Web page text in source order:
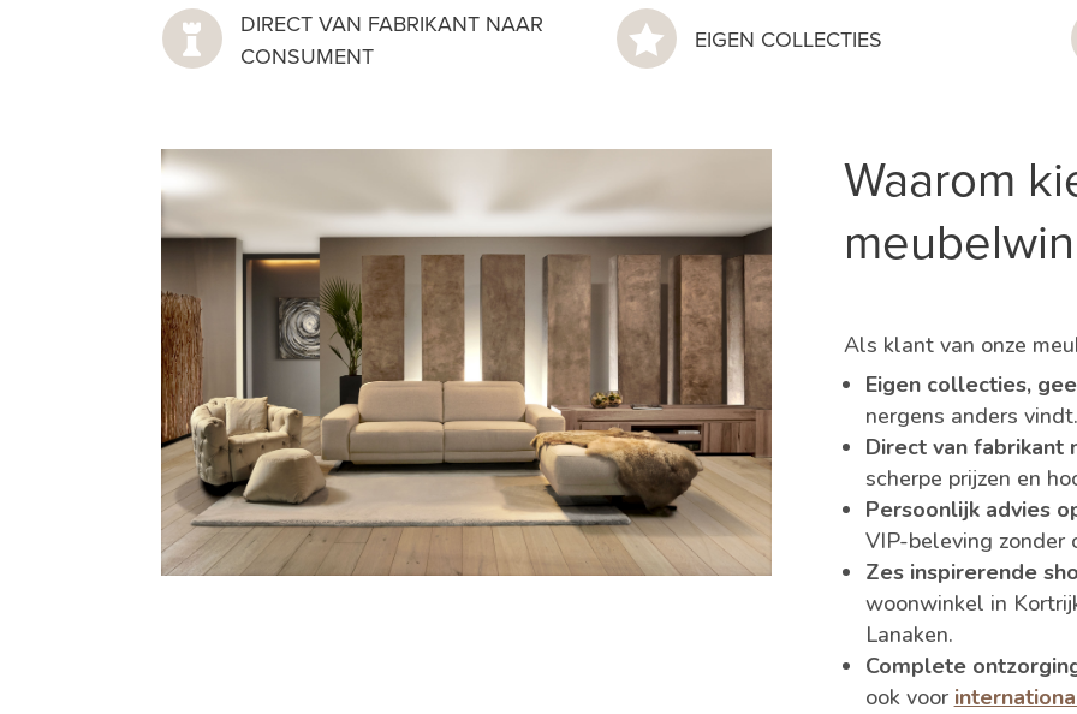

DIRECT VAN FABRIKANT NAAR
CONSUMENT
 EIGEN COLLECTIES
Waarom
Als klant van onze
Eigen collecties,
nergens anders vindt.
Direct van fabrikant
scherpe prijzen en
Persoonlijk advies
VIP-beleving zonder
Zes inspirerende
woonwinkel in
Lanaken.
Complete
ook voor